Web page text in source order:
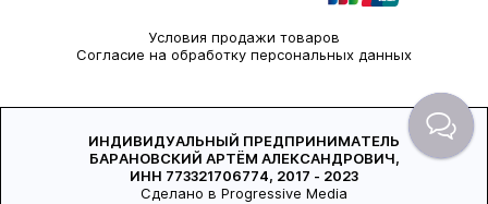
Условия продажи товаров
Согласие на обработку персональных данных
ИНДИВИДУАЛЬНЫЙ ПРЕДПРИНИМАТЕЛЬ
БАРАНОВСКИЙ АРТЁМ АЛЕКСАНДРОВИЧ,
ИНН 773321706774, 2017 - 2023
Сделано в Progressive Media